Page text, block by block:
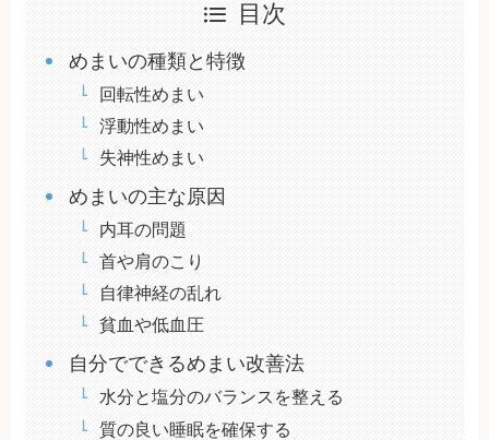
目次
めまいの種類と特徴
回転性めまい
浮動性めまい
失神性めまい
めまいの主な原因
内耳の問題
首や肩のこり
自律神経の乱れ
貧血や低血圧
自分でできるめまい改善法
水分と塩分のバランスを整える
質の良い睡眠を確保する